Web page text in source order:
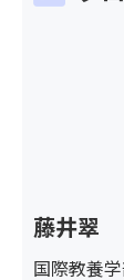
藤井翠
国際教養